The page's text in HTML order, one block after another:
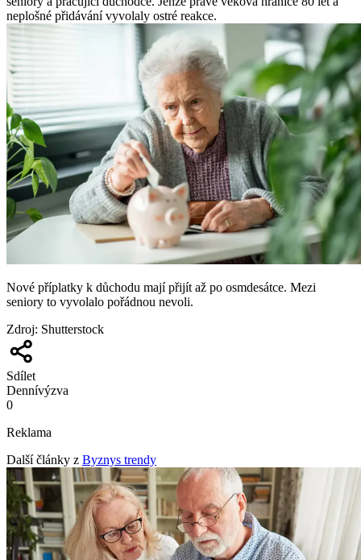
neplošné přidávání vyvolaly ostré reakce.
Nové příplatky k důchodu mají přijít až po osmdesátce. Mezi
seniory to vyvolalo pořádnou nevoli.
Zdroj: Shutterstock
Sdílet
Dennívýzva
0
Reklama
Další články z Byznys trendy